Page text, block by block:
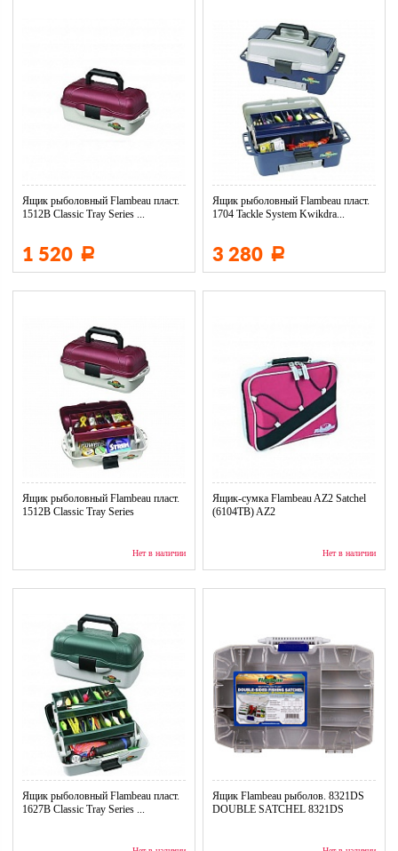
Ящик рыболовный Flambeau пласт.
1512B Classic Tray Series ...
1 520 Р
Ящик рыболовный Flambeau пласт.
1704 Tackle System Kwikdra...
3 280 Р
Ящик рыболовный Flambeau пласт.
1512B Classic Tray Series
Нет в наличии
Ящик-сумка Flambeau AZ2 Satchel
(6104TB) AZ2
Нет в наличии
Ящик рыболовный Flambeau пласт.
1627B Classic Tray Series ...
Ящик Flambeau рыболов. 8321DS
DOUBLE SATCHEL 8321DS